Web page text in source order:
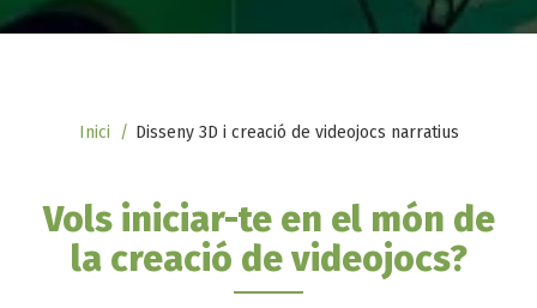
Inici Disseny 3D i creació de videojocs narratius
Vols iniciar-te en el món de
la creació de videojocs?